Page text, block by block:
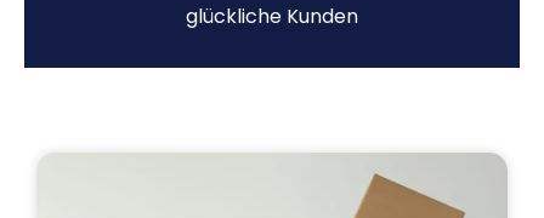
glückliche Kunden